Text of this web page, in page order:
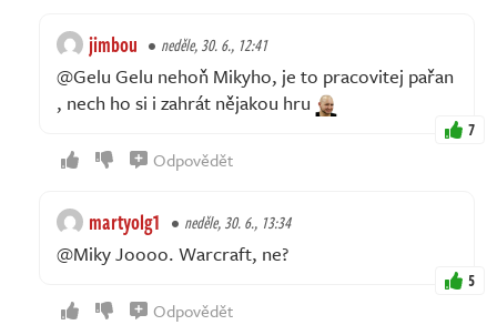
jimbou neděle, 30. 6., 12:41
@Gelu Gelu nehoň Mikyho, je to pracovitej pařan
, nech ho si i zahrát nějakou hru
7
Odpovědět
martyolg1 neděle, 30. 6., 13:34
@Miky Joooo. Warcraft, ne?
5
Odpovědět